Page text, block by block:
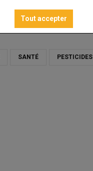
SANTÉ PESTICIDES
Tout accepter